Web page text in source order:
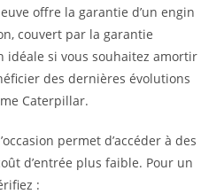
offre la garantie d’un engin
couvert par la garantie
idéale si vous souhaitez amortir
des dernières évolutions
Caterpillar.
permet d’accéder à des
d’entrée plus faible. Pour un
: